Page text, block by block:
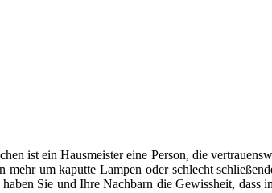
ist ein Hausmeister eine Person, die
um kaputte Lampen oder schlecht
Sie und Ihre Nachbarn die Gewissheit, dass